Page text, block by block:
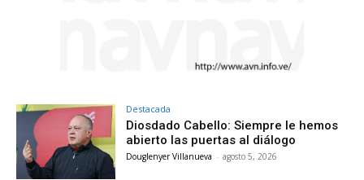
Destacada
Diosdado Cabello: Siempre le hemos
abierto las puertas al diálogo
Douglenyer Villanueva - agosto 5, 2026